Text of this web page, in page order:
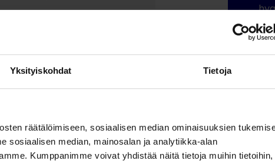
Yksityiskohdat Tietoja
räätälöimiseen, sosiaalisen median ominaisuuksien
sosiaalisen median, mainosalan ja analytiikka-alan
Kumppanimme voivat yhdistää näitä tietoja muihin tietoihin,